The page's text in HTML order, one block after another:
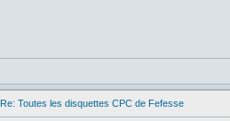
Re: Toutes les disquettes CPC de Fefesse